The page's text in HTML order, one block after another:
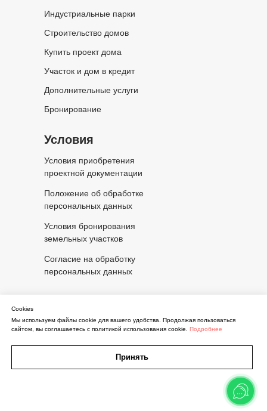
Cookies
Мы используем файлы cookie для вашего удобства. Продолжая пользоваться
сайтом, вы соглашаетесь с политикой использования cookie. Подробнее
Принять
Индустриальные парки
Строительство домов
Купить проект дома
Участок и дом в кредит
Дополнительные услуги
Бронирование
Условия
Условия приобретения
проектной документации
Медиацентр
Положение об обработке
персональных данных
Условия бронирования
земельных участков
Вакансии компании
Согласие на обработку
персональных данных